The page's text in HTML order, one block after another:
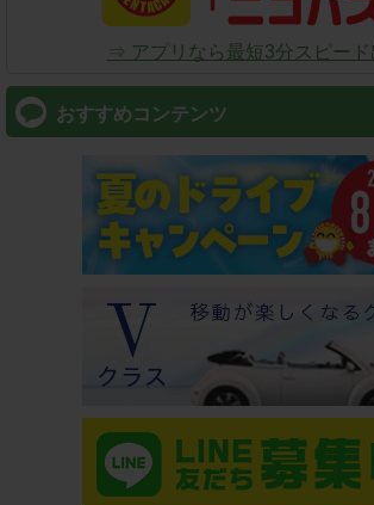
⇒ アプリなら最短3分スピード
おすすめコンテンツ